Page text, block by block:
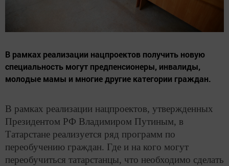
В рамках реализации нацпроектов получить новую
специальность могут предпенсионеры, инвалиды,
молодые мамы и многие другие категории граждан.
В рамках реализации нацпроектов, утвержденных
Президентом РФ Владимиром Путиным, в
Татарстане реализуется ряд программ по
переобучению граждан. Где и на кого могут
переобучиться татарстанцы, что необходимо сделать